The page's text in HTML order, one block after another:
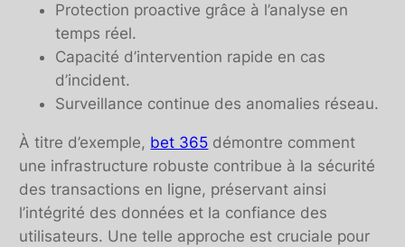
Protection proactive grâce à l’analyse en
temps réel.
Capacité d’intervention rapide en cas
d’incident.
Surveillance continue des anomalies réseau.
À titre d’exemple, bet 365 démontre comment
une infrastructure robuste contribue à la sécurité
des transactions en ligne, préservant ainsi
l’intégrité des données et la confiance des
utilisateurs. Une telle approche est cruciale pour